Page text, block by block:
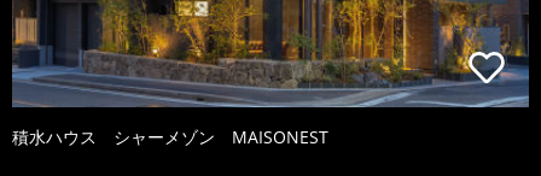
積水ハウス シャーメゾン MAISONEST